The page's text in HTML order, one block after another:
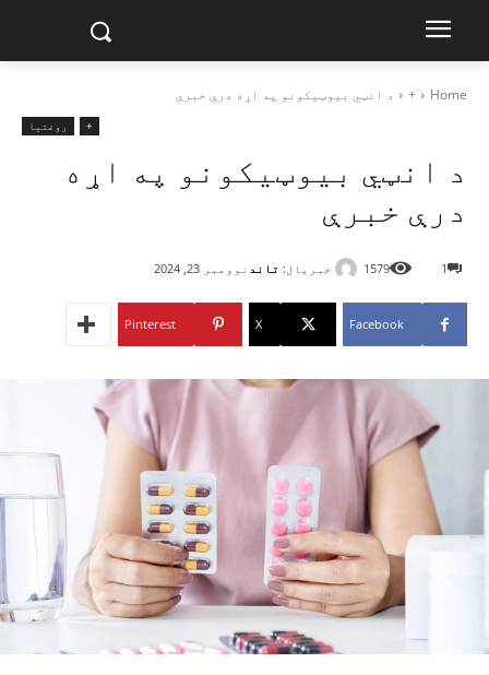
Home
+ د انټي بیوټیکونو په اړه درې خبرې
+ روغتیا
د انټي بیوټیکونو په اړه
درې خبرې
خبریال: تاند نوومبر 23, 2024 1
1579
Facebook
X
Pinterest